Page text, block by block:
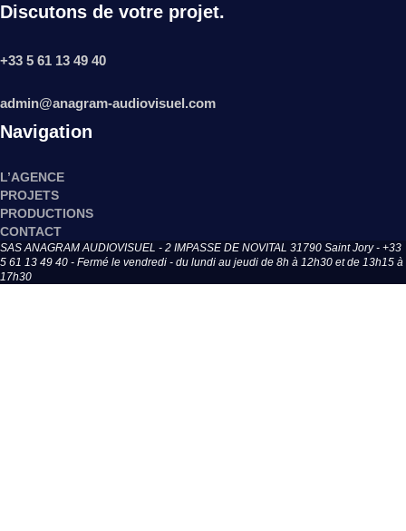
Discutons de votre projet.
+33 5 61 13 49 40
admin@anagram-audiovisuel.com
Navigation
L’AGENCE
PROJETS
PRODUCTIONS
CONTACT
SAS ANAGRAM AUDIOVISUEL - 2 IMPASSE DE NOVITAL 31790 Saint Jory - +33
5 61 13 49 40 - Fermé le vendredi - du lundi au jeudi de 8h à 12h30 et de 13h15 à
17h30